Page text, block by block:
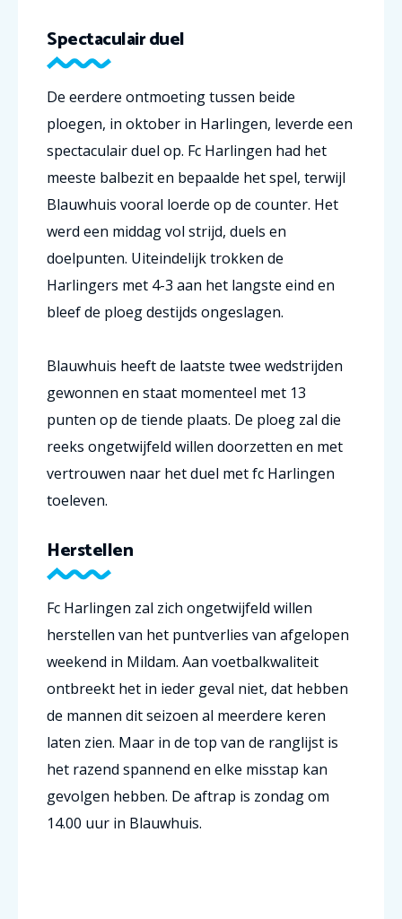
Spectaculair duel
De eerdere ontmoeting tussen beide
ploegen, in oktober in Harlingen, leverde een
spectaculair duel op. Fc Harlingen had het
meeste balbezit en bepaalde het spel, terwijl
Blauwhuis vooral loerde op de counter. Het
werd een middag vol strijd, duels en
doelpunten. Uiteindelijk trokken de
Harlingers met 4-3 aan het langste eind en
bleef de ploeg destijds ongeslagen.
Blauwhuis heeft de laatste twee wedstrijden
gewonnen en staat momenteel met 13
punten op de tiende plaats. De ploeg zal die
reeks ongetwijfeld willen doorzetten en met
vertrouwen naar het duel met fc Harlingen
toeleven.
Herstellen
Fc Harlingen zal zich ongetwijfeld willen
herstellen van het puntverlies van afgelopen
weekend in Mildam. Aan voetbalkwaliteit
ontbreekt het in ieder geval niet, dat hebben
de mannen dit seizoen al meerdere keren
laten zien. Maar in de top van de ranglijst is
het razend spannend en elke misstap kan
gevolgen hebben. De aftrap is zondag om
14.00 uur in Blauwhuis.